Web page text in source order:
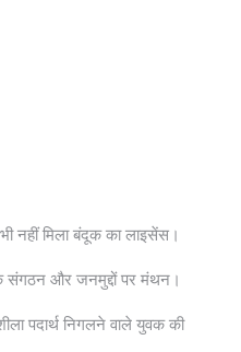
भी नहीं मिला बंदूक का लाइसेंस।
संगठन और जनमुद्दों पर मंथन।
पदार्थ निगलने वाले युवक की